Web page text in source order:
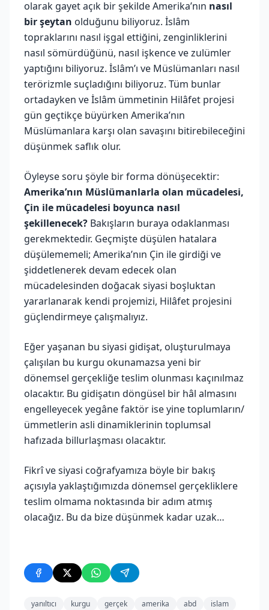
olarak gayet açık bir şekilde Amerika’nın nasıl
bir şeytan olduğunu biliyoruz. İslâm
topraklarını nasıl işgal ettiğini, zenginliklerini
nasıl sömürdüğünü, nasıl işkence ve zulümler
yaptığını biliyoruz. İslâm’ı ve Müslümanları nasıl
terörizmle suçladığını biliyoruz. Tüm bunlar
ortadayken ve İslâm ümmetinin Hilâfet projesi
gün geçtikçe büyürken Amerika’nın
Müslümanlara karşı olan savaşını bitirebileceğini
düşünmek saflık olur.
Öyleyse soru şöyle bir forma dönüşecektir:
Amerika’nın Müslümanlarla olan mücadelesi,
Çin ile mücadelesi boyunca nasıl
şekillenecek? Bakışların buraya odaklanması
gerekmektedir. Geçmişte düşülen hatalara
düşülememeli; Amerika’nın Çin ile girdiği ve
şiddetlenerek devam edecek olan
mücadelesinden doğacak siyasi boşluktan
yararlanarak kendi projemizi, Hilâfet projesini
güçlendirmeye çalışmalıyız.
Eğer yaşanan bu siyasi gidişat, oluşturulmaya
çalışılan bu kurgu okunamazsa yeni bir
dönemsel gerçekliğe teslim olunması kaçınılmaz
olacaktır. Bu gidişatın döngüsel bir hâl almasını
engelleyecek yegâne faktör ise yine toplumların/
ümmetlerin asli dinamiklerinin toplumsal
hafızada billurlaşması olacaktır.
Fikrî ve siyasi coğrafyamıza böyle bir bakış
açısıyla yaklaştığımızda dönemsel gerçekliklere
teslim olmama noktasında bir adım atmış
olacağız. Bu da bize düşünmek kadar uzak…
yanıltıcı kurgu gerçek amerika abd
islam